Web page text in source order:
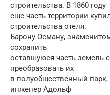
строительства. В 1860 году
еще часть территории
строительства отеля.
Барону Осману,
сохранить
оставшуюся часть земель
преобразовать их
в полуобщественный парк,
инженер Адольф